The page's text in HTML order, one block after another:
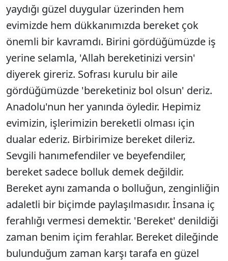
yaydığı güzel duygular üzerinden hem
evimizde hem dükkanımızda bereket çok
önemli bir kavramdı. Birini gördüğümüzde iş
yerine selamla, 'Allah bereketinizi versin'
diyerek gireriz. Sofrası kurulu bir aile
gördüğümüzde 'bereketiniz bol olsun' deriz.
Anadolu'nun her yanında öyledir. Hepimiz
evimizin, işlerimizin bereketli olması için
dualar ederiz. Birbirimize bereket dileriz.
Sevgili hanımefendiler ve beyefendiler,
bereket sadece bolluk demek değildir.
Bereket aynı zamanda o bolluğun, zenginliğin
adaletli bir biçimde paylaşılmasıdır. İnsana iç
ferahlığı vermesi demektir. 'Bereket' denildiği
zaman benim içim ferahlar. Bereket dileğinde
bulunduğum zaman karşı tarafa en güzel